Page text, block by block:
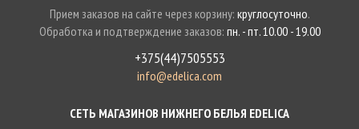
Прием заказов на сайте через корзину: круглосуточно.
Обработка и подтверждение заказов: пн. - пт. 10.00 - 19.00
+375(44)7505553
info@edelica.com
СЕТЬ МАГАЗИНОВ НИЖНЕГО БЕЛЬЯ EDELICA